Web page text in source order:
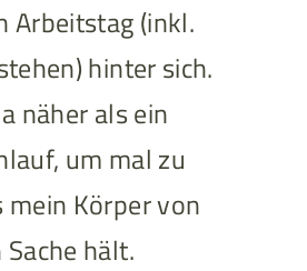
Arbeitstag (inkl.
hinter sich.
näher als ein
um mal zu
mein Körper von
hält.